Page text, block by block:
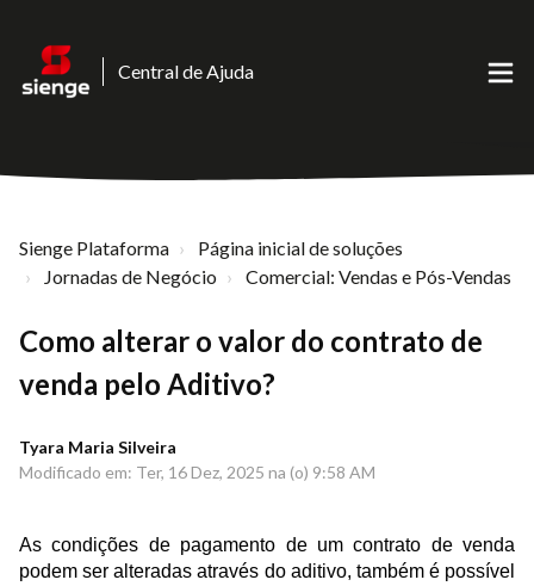
Central de Ajuda
Sienge Plataforma
Página inicial de soluções
Jornadas de Negócio
Comercial: Vendas e Pós-Vendas
Como alterar o valor do contrato de
venda pelo Aditivo?
Tyara Maria Silveira
Modificado em: Ter, 16 Dez, 2025 na (o) 9:58 AM
As condições de pagamento de um contrato de venda
podem ser alteradas através do aditivo, também é possível